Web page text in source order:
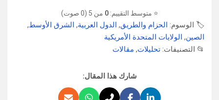
⭐ متوسط التقييم:0 من 5 (0 صوت)
🏷️ الوسوم: الحزام والطريق, الدول العربية, الشرق الأوسط,
الصين, الولايات المتحدة الأمريكية
📂 التصنيفات: تحليلات, مقالات
شارك هذا المقال: